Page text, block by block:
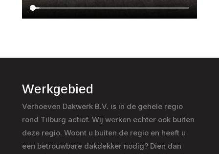
Werkgebied
Verhoeven Dakwerk B.V. is in de gehele regio
rond Tilburg actief. Wij werken echter ook buiten
deze regio. Woont u buiten de regio en heeft u
een betrouwbare dakdekker nodig? Dien dan